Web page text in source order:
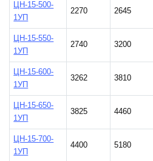
ЦН-15-500-
1УП
2270 2645
ЦН-15-550-
1УП
2740 3200
ЦН-15-600-
1УП
3262 3810
ЦН-15-650-
1УП
3825 4460
ЦН-15-700-
1УП
4400 5180